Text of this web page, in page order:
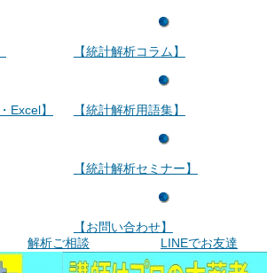
Excel】
【統計解析コラム】
【統計解析用語集】
【統計解析セミナー】
【お問い合わせ】
解析ご相談 LINEでお友達